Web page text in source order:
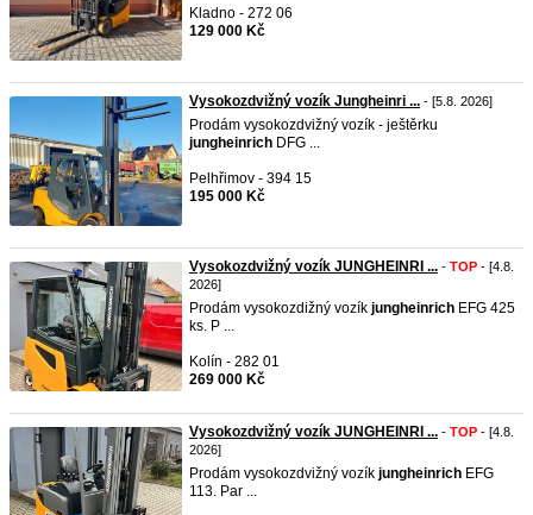
Kladno - 272 06
129 000 Kč
Vysokozdvižný vozík Jungheinri ... - [5.8. 2026]
Prodám vysokozdvižný vozík - ještěrku
jungheinrich DFG ...
Pelhřimov - 394 15
195 000 Kč
Vysokozdvižný vozík JUNGHEINRI ... - TOP - [4.8.
2026]
Prodám vysokozdižný vozík jungheinrich EFG 425
ks. P ...
Kolín - 282 01
269 000 Kč
Vysokozdvižný vozík JUNGHEINRI ... - TOP - [4.8.
2026]
Prodám vysokozdvižný vozík jungheinrich EFG
113. Par ...